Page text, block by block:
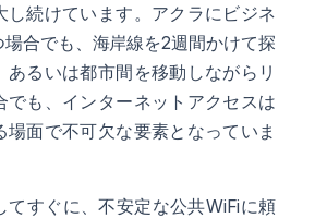
し続けています。アクラにビジネ
合でも、海岸線を2週間かけて探
あるいは都市間を移動しながらリ
でも、インターネットアクセスは
場面で不可欠な要素となっていま
てすぐに、不安定な公共WiFiに頼